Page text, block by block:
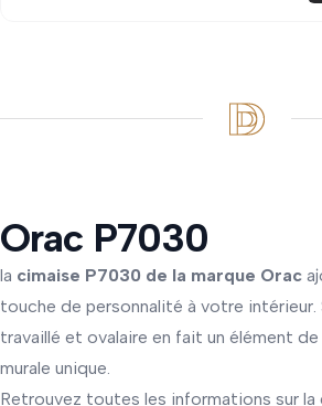
Orac P7030
la cimaise P7030 de la marque Orac
touche de personnalité à votre intérieur.
travaillé et ovalaire en fait un élément
murale unique.
Retrouvez toutes les informations sur la